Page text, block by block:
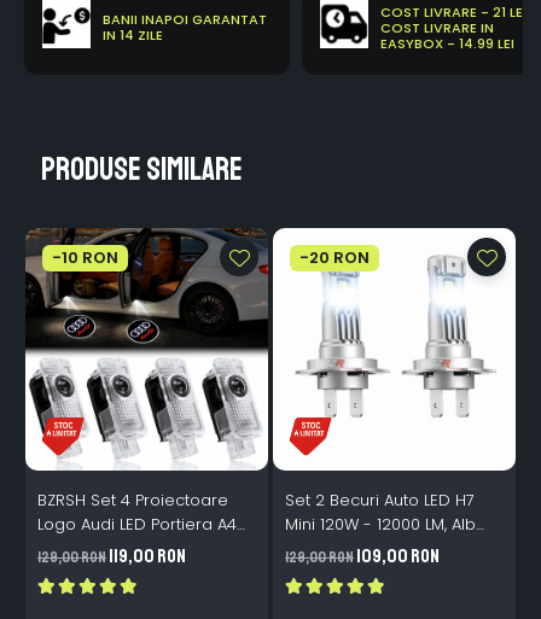
BANII INAPOI GARANTAT
IN 14 ZILE
COST LIVRARE - 21 LEI
COST LIVRARE IN
EASYBOX - 14.99 LEI
Produse similare
-10 RON
BZRSH Set 4 Proiectoare
Logo Audi LED Portiera A4
A5 A6 A7 A8 Q3 Q5 Q7 - 12V
5W Plug & Play
129,00 RON119,00 RON
-20 RON
Set 2 Becuri Auto LED H7
Mini 120W - 12000 LM, Alb
Rece 6500K, Canbus
Integrat + Ventilator Răcire,
Plug & Play, 12-18V
129,00 RON109,00 RON